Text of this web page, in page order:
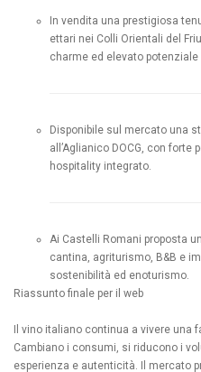
In vendita una prestigiosa
ettari nei Colli Orientali del
charme ed elevato
Disponibile sul mercato una
all’Aglianico DOCG, con
hospitality integrato.
Ai Castelli Romani proposta
cantina, agriturismo, B&B e
sostenibilità ed enoturismo.
Riassunto finale per il web
Il vino italiano continua a vivere
Cambiano i consumi, si riducono i
esperienza e autenticità. Il mercato